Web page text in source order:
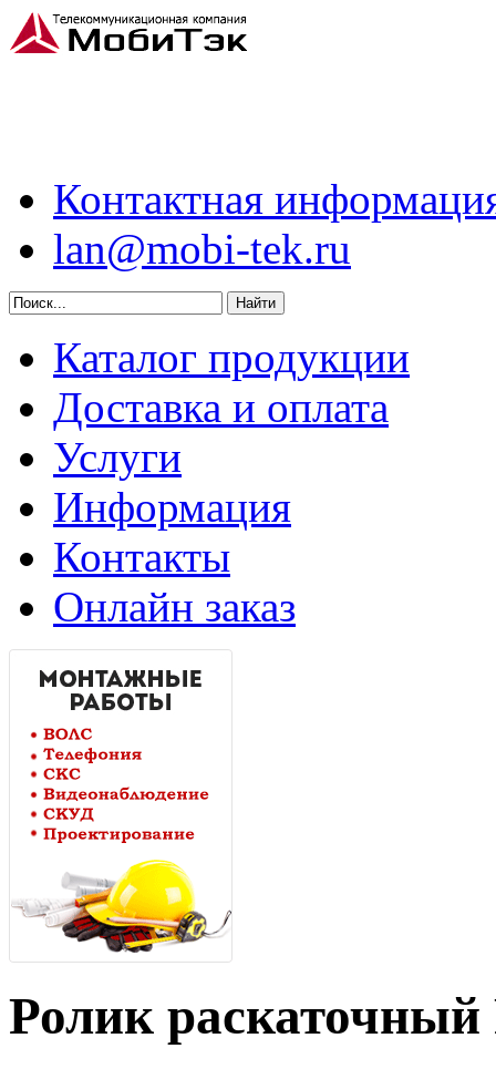
Контактная
lan@mobi-tek.ru
Каталог продукции
Доставка и оплата
Услуги
Информация
Контакты
Онлайн заказ
Ролик